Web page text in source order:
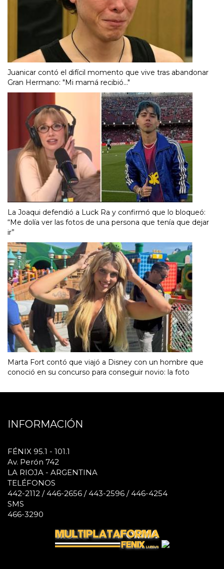
Juanicar contó el difícil momento que vive tras abandonar
Gran Hermano: "Mi mamá recibió..."
La Joaqui defendió a Luck Ra y confirmó que lo bloqueó:
“Me dolía ver las fotos de una persona que tenía que dejar
ir”
Marta Fort contó que viajó a Disney con un hombre que
conoció en su concurso para conseguir novio: la foto
INFORMACIÓN
FÉNIX 95.1 - 101.1
Av. Perón 742
LA RIOJA - ARGENTINA
TELÉFONOS
442-2112 / 446-2656 / 443-2596 / 446-4254
SMS
466-3290